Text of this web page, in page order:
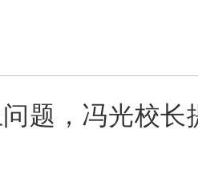
题，冯光校长